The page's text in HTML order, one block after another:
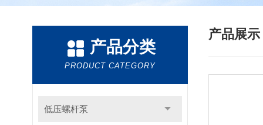
产品分类
PRODUCT CATEGORY
低压螺杆泵
产品展示